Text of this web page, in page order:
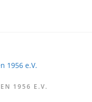
1956 E.V.